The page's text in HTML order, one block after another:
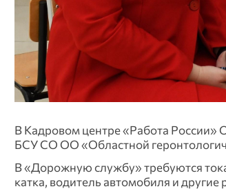
В Кадровом центре «Работа
БСУ СО ОО «Областной
В «Дорожную службу» требуются
катка, водитель автомобиля и другие